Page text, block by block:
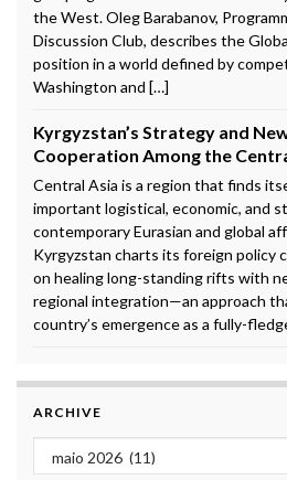
the West. Oleg Barabanov,
Discussion Club, describes the
position in a world defined by
Washington and […]
Kyrgyzstan’s Strategy and
Cooperation Among the
Central Asia is a region that finds
important logistical, economic, and
contemporary Eurasian and global
Kyrgyzstan charts its foreign policy
on healing long-standing rifts with
regional integration—an approach
country’s emergence as a fully-
ARCHIVE
Archive